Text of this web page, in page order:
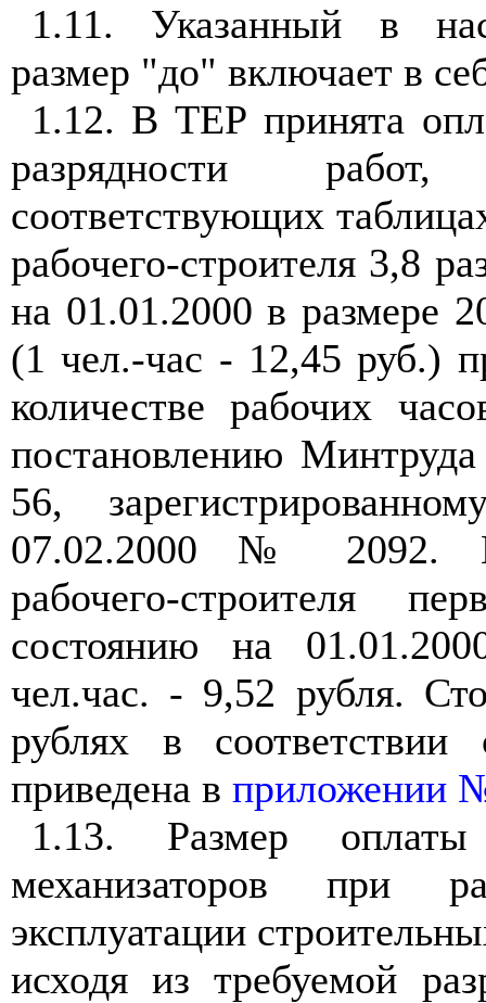
1.11. Указанный в
размер "до" включает в
1.12. В ТЕР принята
разрядности
соответствующих
рабочего-строителя 3,8
на 01.01.2000 в размере
(1 чел.-час - 12,45 руб.)
количестве рабочих
постановлению
56,
07.02.2000 № 2092.
рабочего-строителя
состоянию на
чел.час. - 9,52 рубля.
рублях в
приведена в приложении
1.13. Размер
механизаторов при
эксплуатации
исходя из требуемой